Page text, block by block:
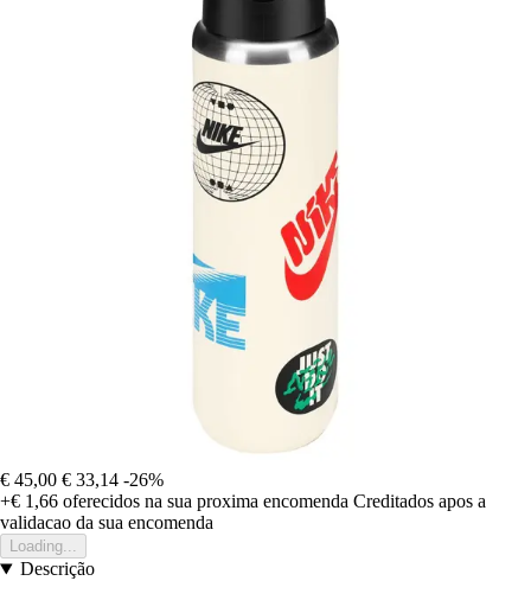
€ 45,00 € 33,14 -26%
+€ 1,66 oferecidos na sua proxima encomenda Creditados apos a
validacao da sua encomenda
Loading...
Descrição